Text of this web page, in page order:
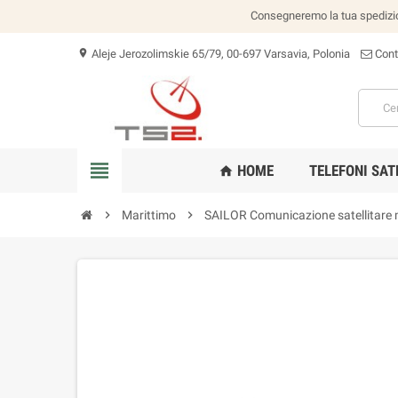
Consegneremo la tua
location_on Aleje Jerozolimskie 65/79, 00-697 Varsavia, Polonia
view_headline home HOME TELEFONI
chevron_right Marittimo chevron_right SAILOR Comunicazione satellitare